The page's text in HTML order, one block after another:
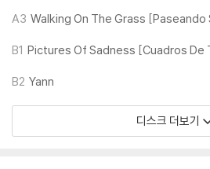
수 있습니다.
기기 문제로 인해 발생하는 재생 불량 현상
하니 침압 조절이 가능한 기기에서 재생하실
다. 전용 제품으로 이를 제거하면 대부분 해결
3) 바늘에 먼지가 쌓이는 경우에도 재생이
A3 Walking On The Grass [Paseando
B1 Pictures Of Sadness [Cuadros De
B2 Yann
디스크 더보기